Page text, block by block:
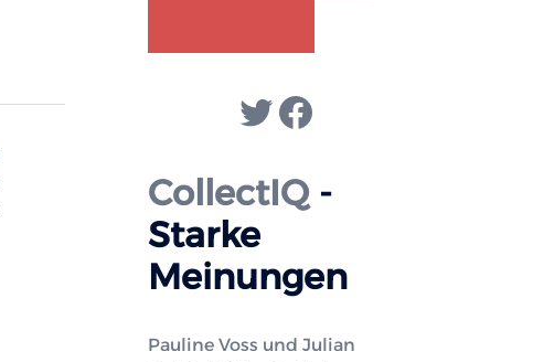
Twitter
Facebook
CollectIQ-
Starke
Meinungen
Pauline Voss und Julian